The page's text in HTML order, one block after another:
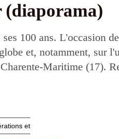
(diaporama)
100 ans. L'occasion
et, notamment, sur
Maritime (17).
et